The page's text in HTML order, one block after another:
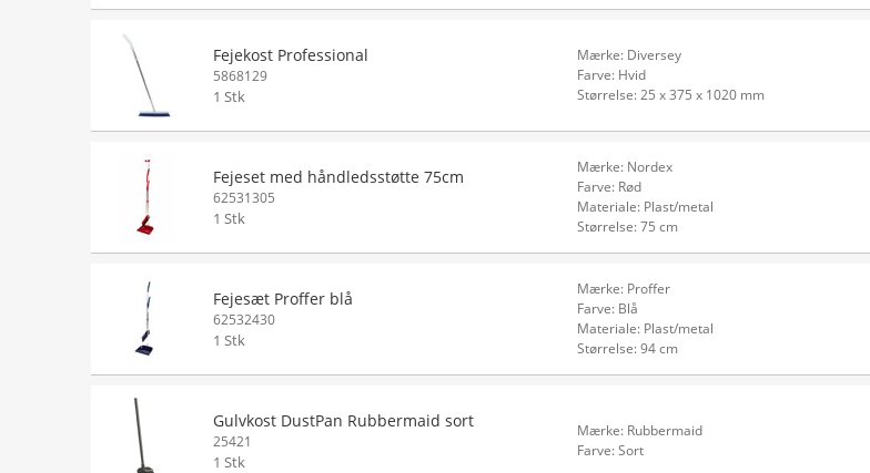
Fejekost Professional
5868129
1 Stk
Mærke: Diversey
Farve: Hvid
Størrelse: 25 x 375 x 1020 mm
Fejeset med håndledsstøtte 75cm
62531305
1 Stk
Mærke: Nordex
Farve: Rød
Materiale: Plast/metal
Størrelse: 75 cm
Fejesæt Proffer blå
62532430
1 Stk
Mærke: Proffer
Farve: Blå
Materiale: Plast/metal
Størrelse: 94 cm
Gulvkost DustPan Rubbermaid sort
25421
1 Stk
Mærke: Rubbermaid
Farve: Sort